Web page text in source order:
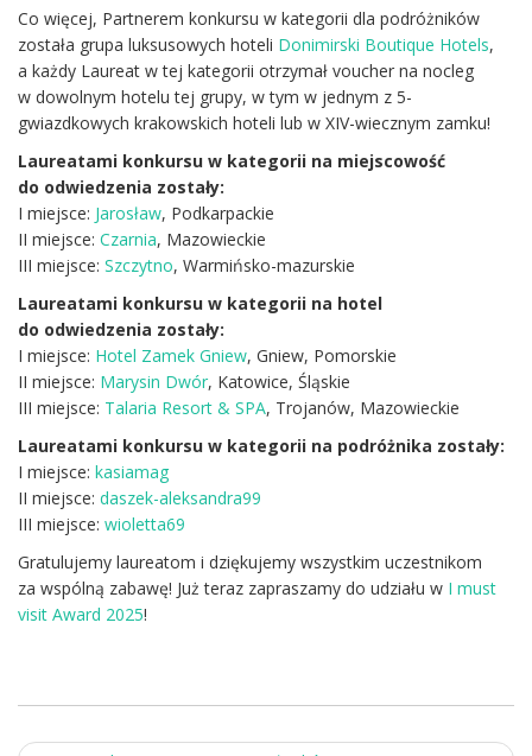
Co więcej, Partnerem konkursu w kategorii dla podróżników
została grupa luksusowych hoteli Donimirski Boutique Hotels,
a każdy Laureat w tej kategorii otrzymał voucher na nocleg
w dowolnym hotelu tej grupy, w tym w jednym z 5-
gwiazdkowych krakowskich hoteli lub w XIV-wiecznym zamku!
Laureatami konkursu w kategorii na miejscowość
do odwiedzenia zostały:
I miejsce: Jarosław, Podkarpackie
II miejsce: Czarnia, Mazowieckie
III miejsce: Szczytno, Warmińsko-mazurskie
Laureatami konkursu w kategorii na hotel
do odwiedzenia zostały:
I miejsce: Hotel Zamek Gniew, Gniew, Pomorskie
II miejsce: Marysin Dwór, Katowice, Śląskie
III miejsce: Talaria Resort & SPA, Trojanów, Mazowieckie
Laureatami konkursu w kategorii na podróżnika zostały:
I miejsce: kasiamag
II miejsce: daszek-aleksandra99
III miejsce: wioletta69
Gratulujemy laureatom i dziękujemy wszystkim uczestnikom
za wspólną zabawę! Już teraz zapraszamy do udziału w I must
visit Award 2025!